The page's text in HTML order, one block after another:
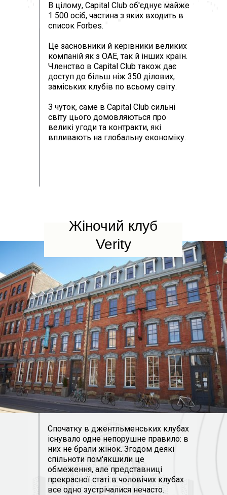
В цілому, Capital Club об'єднує майже
1 500 осіб, частина з яких входить в
список Forbes.
Це засновники й керівники великих
компаній як з ОАЕ, так й інших країн.
Членство в Capital Club також дає
доступ до більш ніж 350 ділових,
заміських клубів по всьому світу.
З чуток, саме в Capital Club сильні
світу цього домовляються про
великі угоди та контракти, які
впливають на глобальну економіку.
Спочатку в джентльменських клубах
існувало одне непорушне правило: в
них не брали жінок. Згодом деякі
спільноти пом'якшили це
обмеження, але представниці
прекрасної статі в чоловічих клубах
все одно зустрічалися нечасто.
Жіночий клуб
Verity